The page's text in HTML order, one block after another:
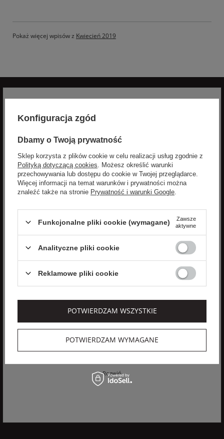
Pokaż więcej wpisów z Kwiecień 2019
Zapisz się do newslettera
aby otrzymywać informacje o nowościach i
promocjach
Zyskaj -10% na nowości na stałe!
od velpa.pl jak opisano wpolityce prywatności. Subskrypcję mogę
anulować w dowolnym momencie.
(imię, adres email) przez VELPA Otylia Skiepko w celu
marketingowym. Wyrażenie zgody jest dobrowolne. Mam
prawo cofnięcia zgody w dowolnym momencie bez wpływu
na zgodność z prawem przetwarzania, którego dokonano na
podstawie zgody przed jej cofnięciem. Mam prawo dostępu
do treści swoich danych i ich sprostowania, usunięcia,
Rozwiń
Konfiguracja zgód
Dbamy o Twoją prywatność
Sklep korzysta z plików cookie w celu realizacji usług zgodnie z
Polityką dotyczącą cookies . Możesz określić warunki
przechowywania lub dostępu do cookie w Twojej przeglądarce.
Więcej informacji na temat warunków i prywatności można
znaleźć także na stronie Prywatność i warunki Google
Funkcjonalne pliki cookie (wymagane)
Zawsze
aktywne
Analityczne pliki cookie
Reklamowe pliki cookie
POTWIERDZAM WYMAGANE
POTWIERDZAM WSZYSTKIE